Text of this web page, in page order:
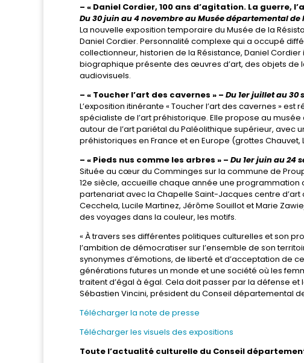
– « Daniel Cordier, 100 ans d’agitation. La guerre,
Du 30 juin au 4 novembre au Musée départemental
La nouvelle exposition temporaire du Musée de la
Daniel Cordier. Personnalité complexe qui a occupé
collectionneur, historien de la Résistance, Daniel
biographique présente des œuvres d’art, des objets de
audiovisuels.
– « Toucher l’art des cavernes » – Du 1er juillet au
L’exposition itinérante « Toucher l’art des cavernes »
spécialiste de l’art préhistorique. Elle propose au
autour de l’art pariétal du Paléolithique supérieur, avec
préhistoriques en France et en Europe (grottes
– « Pieds nus comme les arbres » – Du 1er juin au 24
Située au cœur du Comminges sur la commune de
12e siècle, accueille chaque année une programmation
partenariat avec la Chapelle Saint-Jacques centre
Cecchela, Lucile Martinez, Jérôme Souillot et Marie
des voyages dans la couleur, les motifs.
« À travers ses différentes politiques culturelles et son
l’ambition de démocratiser sur l’ensemble de son
synonymes d’émotions, de liberté et d’acceptation de
générations futures un monde et une société où les
traitent d’égal à égal. Cela doit passer par la défense
Sébastien Vincini, président du Conseil départemental
Télécharger la note de presse
Télécharger les visuels des expositions
Toute l’actualité culturelle du Conseil